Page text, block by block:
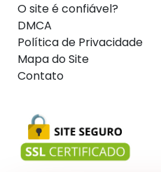
O site é confiável?
DMCA
Política de Privacidade
Mapa do Site
Contato